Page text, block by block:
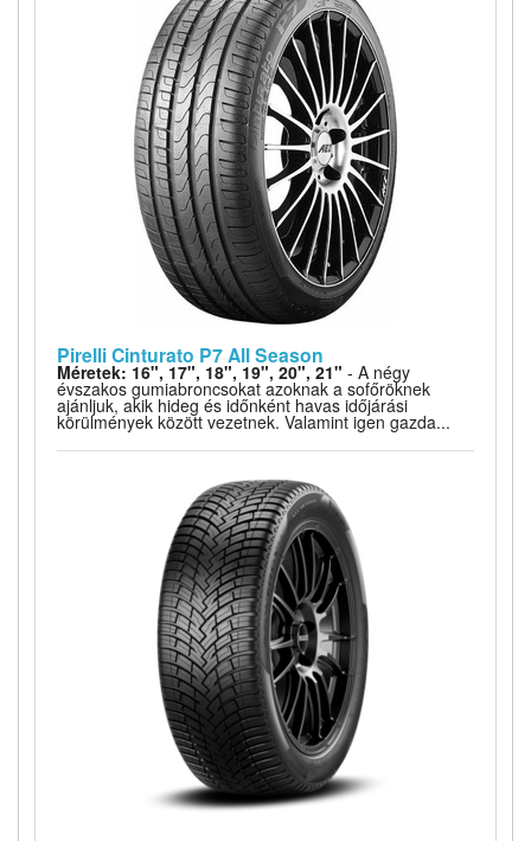
Pirelli Cinturato P7 All Season
Méretek: 16", 17", 18", 19", 20", 21" - A négy
évszakos gumiabroncsokat azoknak a sofőröknek
ajánljuk, akik hideg és időnként havas időjárási
körülmények között vezetnek. Valamint igen gazda...